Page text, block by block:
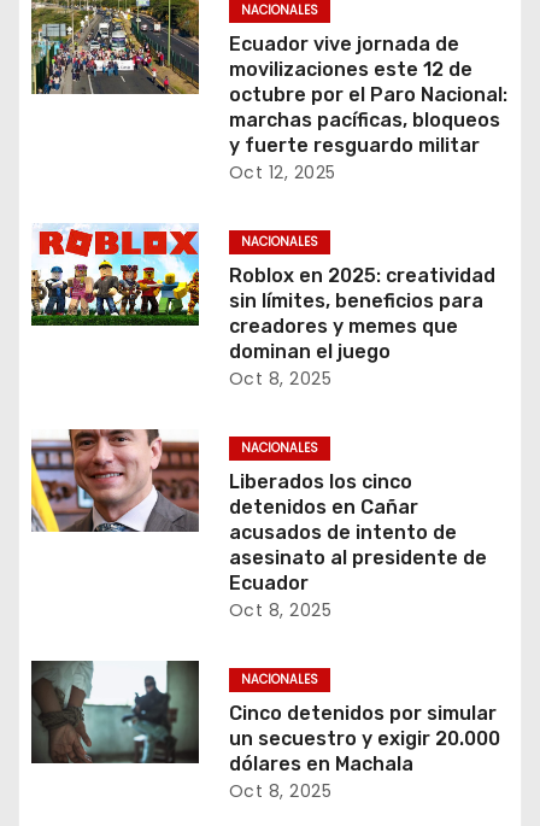
NACIONALES
Ecuador vive jornada de
movilizaciones este 12 de
octubre por el Paro Nacional:
marchas pacíficas, bloqueos
y fuerte resguardo militar
Oct 12, 2025
NACIONALES
Roblox en 2025: creatividad
sin límites, beneficios para
creadores y memes que
dominan el juego
Oct 8, 2025
NACIONALES
Liberados los cinco
detenidos en Cañar
acusados de intento de
asesinato al presidente de
Ecuador
Oct 8, 2025
NACIONALES
Cinco detenidos por simular
un secuestro y exigir 20.000
dólares en Machala
Oct 8, 2025